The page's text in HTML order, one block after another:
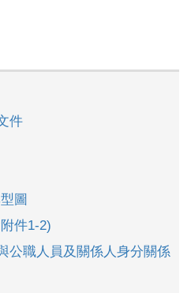
件
圖
件1-2)
公職人員及關係人身分關係